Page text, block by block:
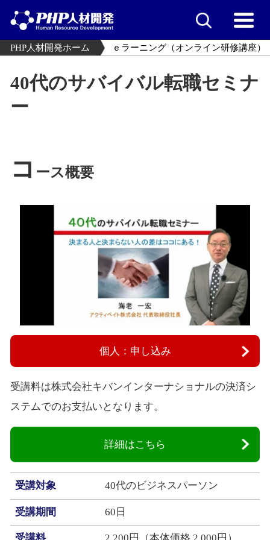
PHP人材開発ホーム ｅラーニング（オンライン研修講座）
40代のサバイバル転職セミナ
ー
コ ース概要
個人：申し込み
受講料は株式会社キバンインターナショナルの決済シ
ステムでのお支払いとなります。
詳細はこちら
受講対象 40代のビジネスパーソン
受講期間 60日